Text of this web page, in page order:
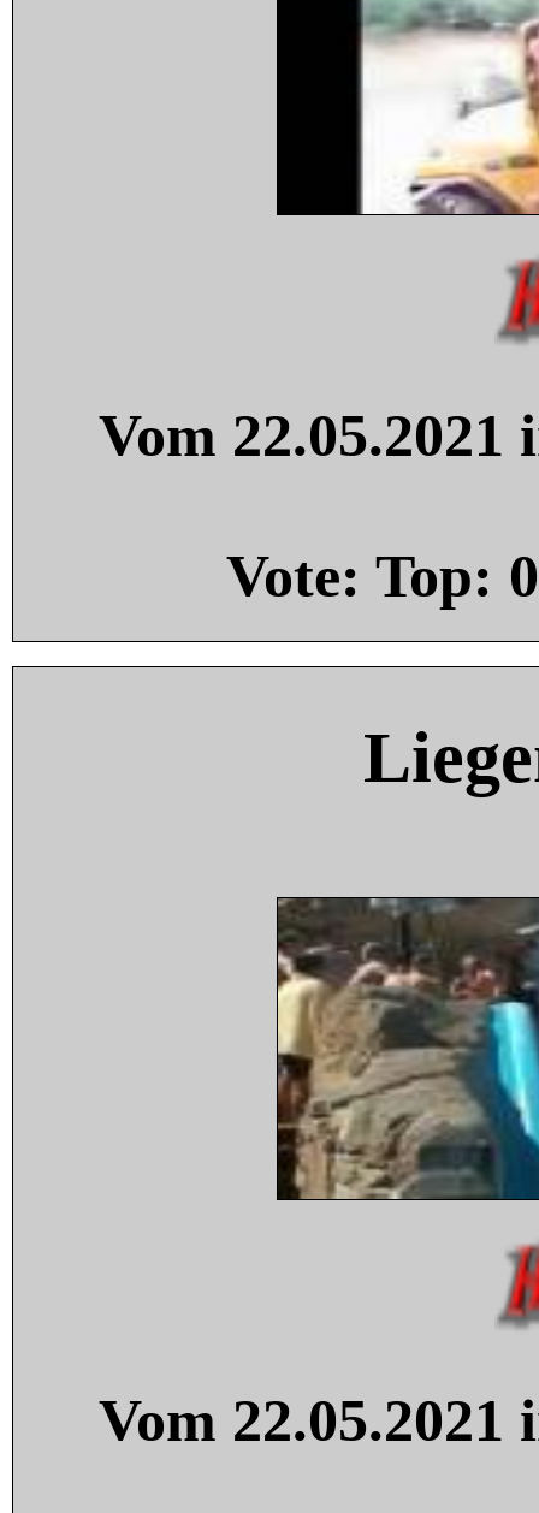
Vom
Vote: Top: 0
Vom